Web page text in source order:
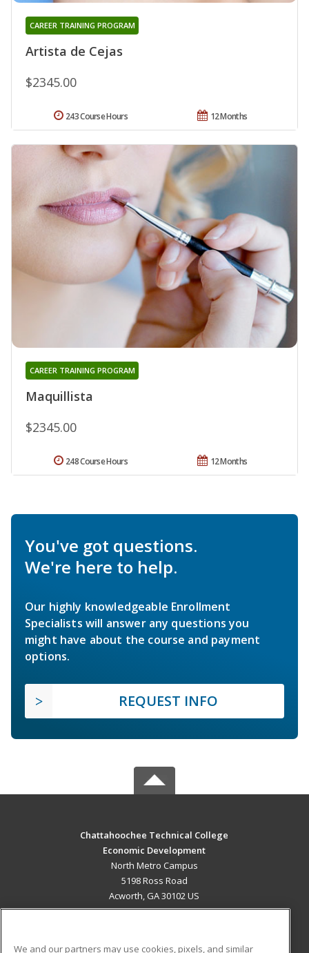
Artista de Cejas
CAREER TRAINING PROGRAM
$2345.00
12 Months
243 Course Hours
Maquillista
CAREER TRAINING PROGRAM
$2345.00
12 Months
248 Course Hours
You've got questions.
We're here to help.
Our highly knowledgeable Enrollment
Specialists will answer any questions you
might have about the course and payment
options.
REQUEST INFO
Chattahoochee Technical College
Economic Development
North Metro Campus
5198 Ross Road
Acworth, GA 30102 US
We and our partners may use cookies, pixels, and similar